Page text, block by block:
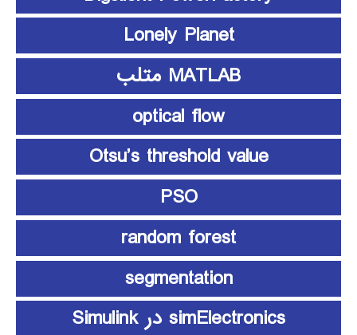
Lonely Planet
MATLAB متلب
optical flow
Otsu’s threshold value
PSO
random forest
segmentation
simElectronics در Simulink